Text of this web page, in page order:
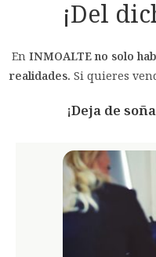
¡Del
En INMOALTE no solo
realidades. Si quieres
¡Deja de